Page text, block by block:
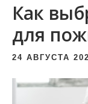
Как
для
24 АВГУСТА